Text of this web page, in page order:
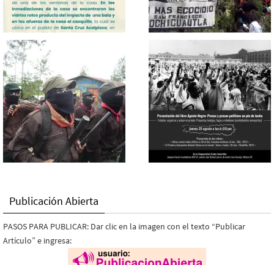
Publicación Abierta
PASOS PARA PUBLICAR: Dar clic en la imagen con el texto “Publicar
Artículo” e ingresa: